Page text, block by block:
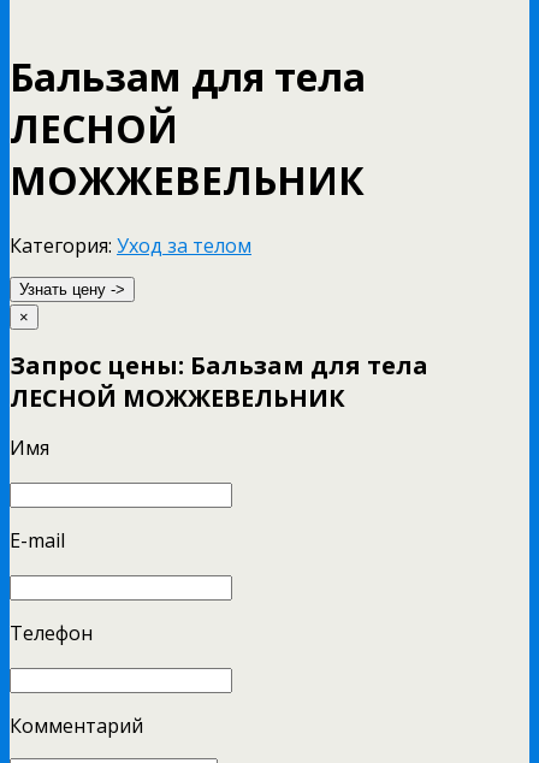
Бальзам для тела
ЛЕСНОЙ
МОЖЖЕВЕЛЬНИК
Категория: Уход за телом
Узнать цену ->
×
Запрос цены: Бальзам для тела
ЛЕСНОЙ МОЖЖЕВЕЛЬНИК
Имя
E-mail
Телефон
Комментарий